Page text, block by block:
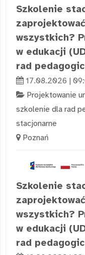
Szkolenie
wszystkich?
w edukacji
rad
17.08.2026 |
Projektowanie
szkolenie dla rad
stacjonarne
Poznań
Szkolenie
wszystkich?
w edukacji
rad